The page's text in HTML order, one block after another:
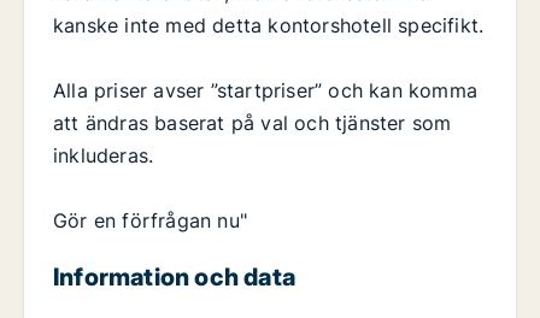
kanske inte med detta kontorshotell specifikt.
Alla priser avser ”startpriser” och kan komma
att ändras baserat på val och tjänster som
inkluderas.
Gör en förfrågan nu"
Information och data